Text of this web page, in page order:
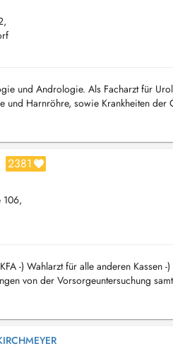
und Andrologie. Als Facharzt für
und Harnröhre, sowie Krankheiten
erfolgversprechende B...
2381
106,
-) Wahlarzt für alle anderen
von der Vorsorgeuntersuchung
Wir...